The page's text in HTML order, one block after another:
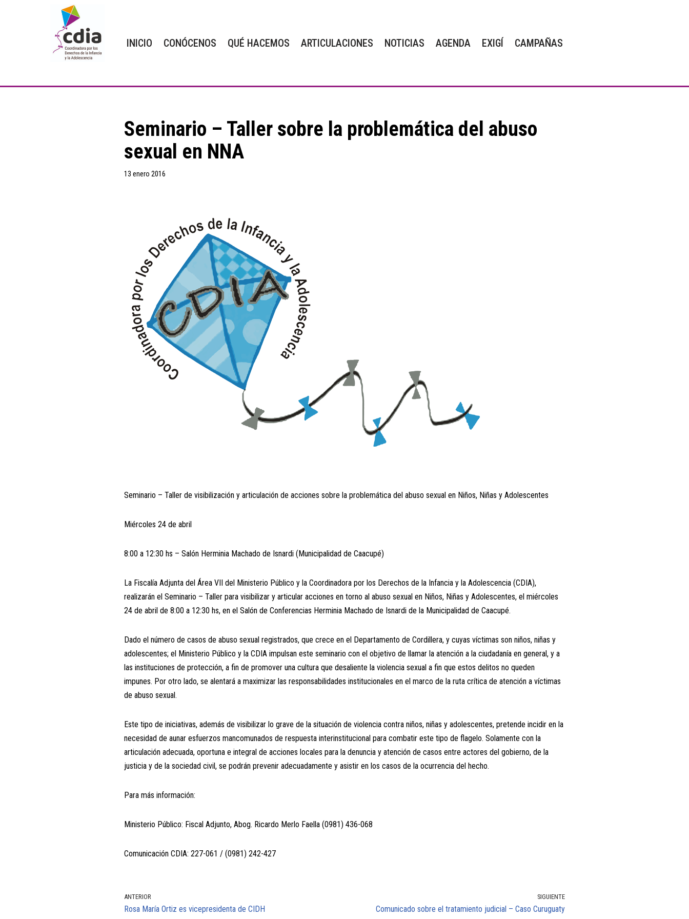
INICIO CONÓCENOS QUÉ HACEMOS ARTICULACIONES NOTICIAS AGENDA EXIGÍ CAMPAÑAS
Seminario – Taller sobre la problemática del abuso
sexual en NNA
13 enero 2016
Seminario – Taller de visibilización y articulación de acciones sobre la problemática del abuso sexual en Niños, Niñas y Adolescentes
Miércoles 24 de abril
8:00 a 12:30 hs – Salón Herminia Machado de Isnardi (Municipalidad de Caacupé)
La Fiscalía Adjunta del Área VII del Ministerio Público y la Coordinadora por los Derechos de la Infancia y la Adolescencia (CDIA),
realizarán el Seminario – Taller para visibilizar y articular acciones en torno al abuso sexual en Niños, Niñas y Adolescentes, el miércoles
24 de abril de 8:00 a 12:30 hs, en el Salón de Conferencias Herminia Machado de Isnardi de la Municipalidad de Caacupé.
Dado el número de casos de abuso sexual registrados, que crece en el Departamento de Cordillera, y cuyas víctimas son niños, niñas y
adolescentes; el Ministerio Público y la CDIA impulsan este seminario con el objetivo de llamar la atención a la ciudadanía en general, y a
las instituciones de protección, a fin de promover una cultura que desaliente la violencia sexual a fin que estos delitos no queden
impunes. Por otro lado, se alentará a maximizar las responsabilidades institucionales en el marco de la ruta crítica de atención a víctimas
de abuso sexual.
Este tipo de iniciativas, además de visibilizar lo grave de la situación de violencia contra niños, niñas y adolescentes, pretende incidir en la
necesidad de aunar esfuerzos mancomunados de respuesta interinstitucional para combatir este tipo de flagelo. Solamente con la
articulación adecuada, oportuna e integral de acciones locales para la denuncia y atención de casos entre actores del gobierno, de la
justicia y de la sociedad civil, se podrán prevenir adecuadamente y asistir en los casos de la ocurrencia del hecho.
Para más información:
Ministerio Público: Fiscal Adjunto, Abog. Ricardo Merlo Faella (0981) 436-068
Comunicación CDIA: 227-061 / (0981) 242-427
ANTERIOR
Rosa María Ortiz es vicepresidenta de CIDH
SIGUIENTE
Comunicado sobre el tratamiento judicial – Caso Curuguaty